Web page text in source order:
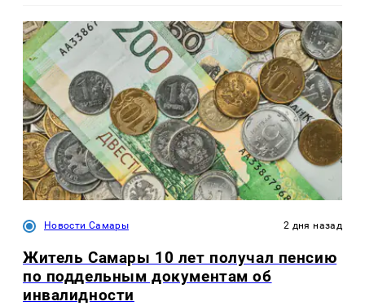
Новости Самары 2 дня назад
Житель Самары 10 лет получал пенсию
по поддельным документам об
инвалидности